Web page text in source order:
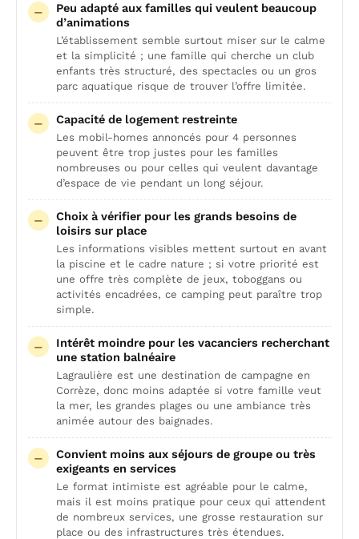
Peu adapté aux familles qui veulent beaucoup
d’animations
L’établissement semble surtout miser sur le calme
et la simplicité ; une famille qui cherche un club
enfants très structuré, des spectacles ou un gros
parc aquatique risque de trouver l’offre limitée.
Capacité de logement restreinte
Les mobil-homes annoncés pour 4 personnes
peuvent être trop justes pour les familles
nombreuses ou pour celles qui veulent davantage
d’espace de vie pendant un long séjour.
Choix à vérifier pour les grands besoins de
loisirs sur place
Les informations visibles mettent surtout en avant
la piscine et le cadre nature ; si votre priorité est
une offre très complète de jeux, toboggans ou
activités encadrées, ce camping peut paraître trop
simple.
Intérêt moindre pour les vacanciers recherchant
une station balnéaire
Lagraulière est une destination de campagne en
Corrèze, donc moins adaptée si votre famille veut
la mer, les grandes plages ou une ambiance très
animée autour des baignades.
Convient moins aux séjours de groupe ou très
exigeants en services
Le format intimiste est agréable pour le calme,
mais il est moins pratique pour ceux qui attendent
de nombreux services, une grosse restauration sur
place ou des infrastructures très étendues.